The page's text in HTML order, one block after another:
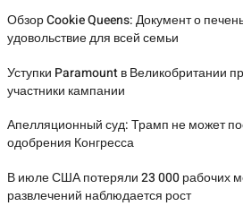
Обзор Cookie Queens: Документ о
удовольствие для всей семьи
Уступки Paramount в Великобритании
участники кампании
Апелляционный суд: Трамп не может
одобрения Конгресса
В июле США потеряли 23 000 рабочих
развлечений наблюдается рост